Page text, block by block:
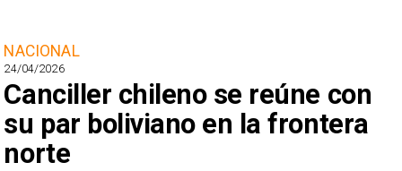
NACIONAL
24/04/2026
Canciller chileno se reúne con
su par boliviano en la frontera
norte